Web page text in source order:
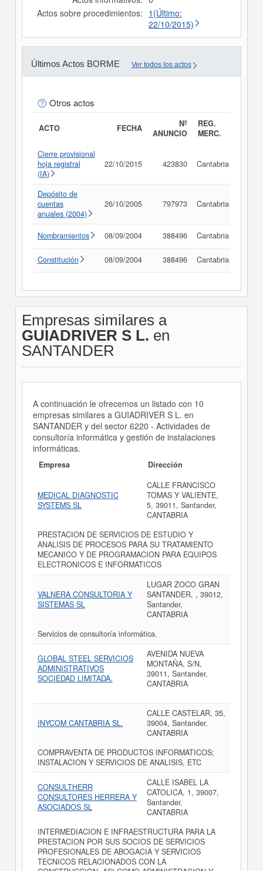
Actos sobre procedimientos: 1(Último:
22/10/2015)
Últimos Actos BORME Ver todos los actos
Otros actos
ACTO FECHA
Nº
ANUNCIO
REG.
MERC.
Cierre provisional
hoja registral
(IA)
22/10/2015 423830 Cantabria
Depósito de
cuentas
anuales (2004)
26/10/2005 797973 Cantabria
Nombramientos 08/09/2004 388496 Cantabria
Constitución 08/09/2004 388496 Cantabria
Empresas similares a
GUIADRIVER S L. en
SANTANDER
A continuación le ofrecemos un listado con 10
empresas similares a GUIADRIVER S L. en
SANTANDER y del sector 6220 - Actividades de
consultoría informática y gestión de instalaciones
informáticas.
Empresa Dirección
MEDICAL DIAGNOSTIC
SYSTEMS SL
CALLE FRANCISCO
TOMAS Y VALIENTE,
5, 39011, Santander,
CANTABRIA
PRESTACION DE SERVICIOS DE ESTUDIO Y
ANALISIS DE PROCESOS PARA SU TRATAMIENTO
MECANICO Y DE PROGRAMACION PARA EQUIPOS
ELECTRONICOS E INFORMATICOS
VALNERA CONSULTORIA Y
SISTEMAS SL
LUGAR ZOCO GRAN
SANTANDER, , 39012,
Santander,
CANTABRIA
Servicios de consultoría informática.
GLOBAL STEEL SERVICIOS
ADMINISTRATIVOS
SOCIEDAD LIMITADA.
AVENIDA NUEVA
MONTAÑA, S/N,
39011, Santander,
CANTABRIA
INYCOM CANTABRIA SL.
CALLE CASTELAR, 35,
39004, Santander,
CANTABRIA
COMPRAVENTA DE PRODUCTOS INFORMATICOS;
INSTALACION Y SERVICIOS DE ANALISIS, ETC
CONSULTHERR
CONSULTORES HERRERA Y
ASOCIADOS SL
CALLE ISABEL LA
CATOLICA, 1, 39007,
Santander,
CANTABRIA
INTERMEDIACION E INFRAESTRUCTURA PARA LA
PRESTACION POR SUS SOCIOS DE SERVICIOS
PROFESIONALES DE ABOGACIA Y SERVICIOS
TECNICOS RELACIONADOS CON LA